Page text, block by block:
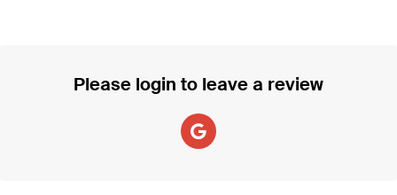
Please login to leave a review